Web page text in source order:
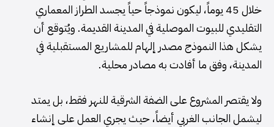
خلال 45 يوماً، ليكون نموذجاً حياً يجسد الطراز المعماري
التقليدي للبيوت الموصلية في المدينة القديمة. ويُتوقع أن
يشكل هذا النموذج مصدر إلهام للمشاريع المستقبلية في
المدينة، وفق ما أفادت به مصادر محلية.
ولا يقتصر المشروع على الضفة الشرقية للنهر فقط، بل يمتد
ليشمل الجانب الغربي أيضاً، حيث يجري العمل على إنشاء